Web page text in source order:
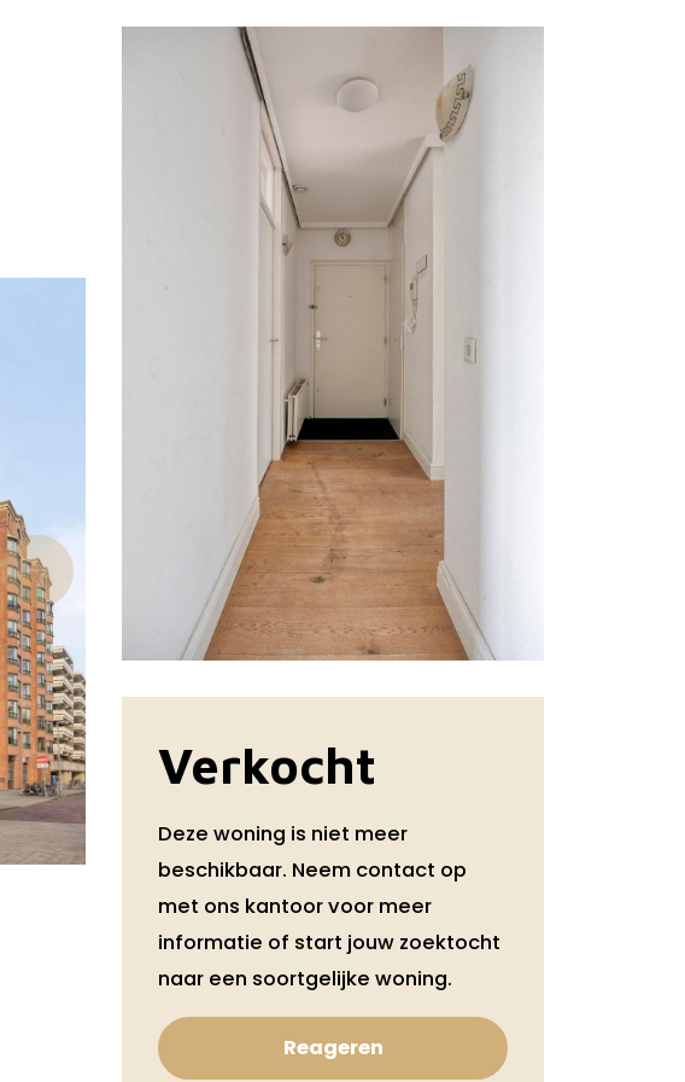
Verkocht
Deze woning is niet meer
beschikbaar. Neem contact op
met ons kantoor voor meer
informatie of start jouw zoektocht
naar een soortgelijke woning.
Reageren